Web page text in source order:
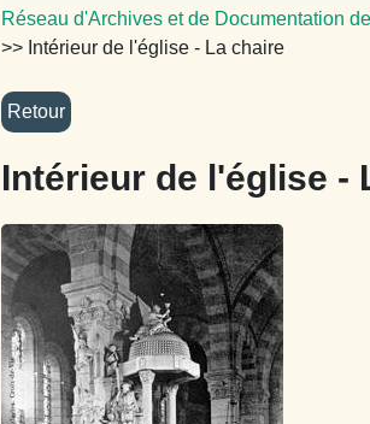
Réseau d'Archives et de Documentation
>> Intérieur de l'église - La chaire
Intérieur de l'église -